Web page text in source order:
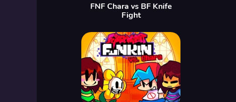
FNF Chara vs BF Knife
Fight